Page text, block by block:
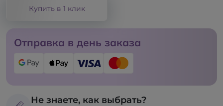
Купить в 1 клик
Отправка в день заказа
Не знаете, как выбрать?